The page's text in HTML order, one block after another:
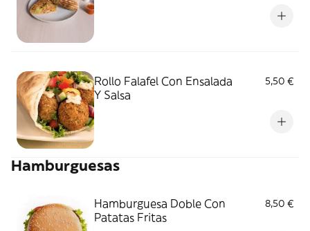
Rollo Falafel Con Ensalada
Y Salsa
5,50 €
Hamburguesas
Hamburguesa Doble Con
Patatas Fritas
8,50 €